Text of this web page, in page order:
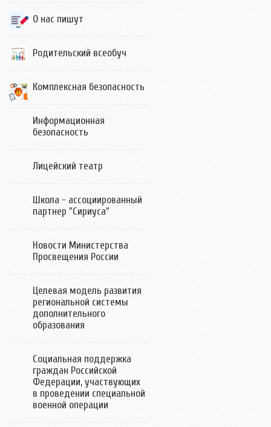
О нас пишут
Родительский всеобуч
Комплексная безопасность
Информационная
безопасность
Лицейский театр
Школа - ассоциированный
партнер "Сириуса"
Новости Министерства
Просвещения России
Целевая модель развития
региональной системы
дополнительного
образования
Социальная поддержка
граждан Российской
Федерации, участвующих
в проведении специальной
военной операции